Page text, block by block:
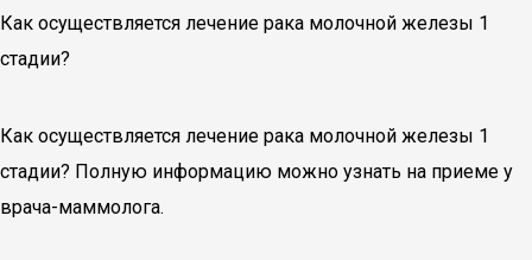
Как осуществляется лечение рака молочной железы 1
стадии?
Как осуществляется лечение рака молочной железы 1
стадии? Полную информацию можно узнать на приеме у
врача-маммолога.